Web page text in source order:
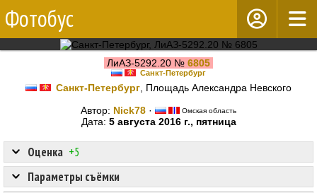
Фотобус
ЛиАЗ-5292.20 № 6805
Санкт-Петербург
Санкт-Петербург , Площадь Александра Невского
Автор: Nick78 · Омская область
Дата: 5 августа 2016 г., пятница
Оценка +5
Параметры съёмки